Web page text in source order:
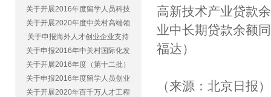
关于开展2016年度留学人员科技
关于开展2020年度中关村高端领
关于申报海外人才创业企业支持
关于申报2016年中关村国际化发
关于开展2016年度（第十二批）
关于申报2016年度留学人员创业
关于开展2020年百千万人才工程
高新技术产业贷款
业中长期贷款余额
福达）
（来源：北京日报）